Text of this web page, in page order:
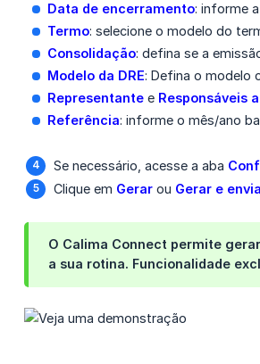
Data de encerramento: informe
Termo: selecione o modelo do
Consolidação: defina se a
Modelo da DRE: Defina o modelo
Representante e Responsáveis
Referência: informe o mês/ano
Se necessário, acesse a aba
Clique em Gerar ou Gerar e
O Calima Connect permite
a sua rotina. Funcionalidade